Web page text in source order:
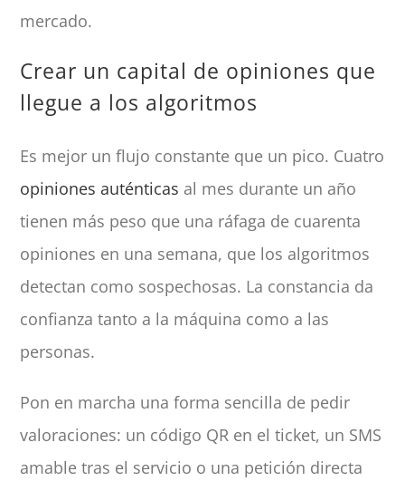
mercado.
Crear un capital de opiniones que
llegue a los algoritmos
Es mejor un flujo constante que un pico. Cuatro
opiniones auténticas al mes durante un año
tienen más peso que una ráfaga de cuarenta
opiniones en una semana, que los algoritmos
detectan como sospechosas. La constancia da
confianza tanto a la máquina como a las
personas.
Pon en marcha una forma sencilla de pedir
valoraciones: un código QR en el ticket, un SMS
amable tras el servicio o una petición directa